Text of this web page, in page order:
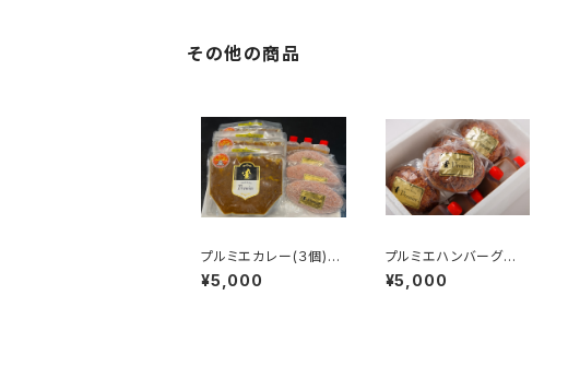
その他の商品
プルミエカレー(３個)・
プルミエハンバーグ(３
個) セット
¥5,000
プルミエハンバーグ ６
個入（１人前×6）
¥5,000